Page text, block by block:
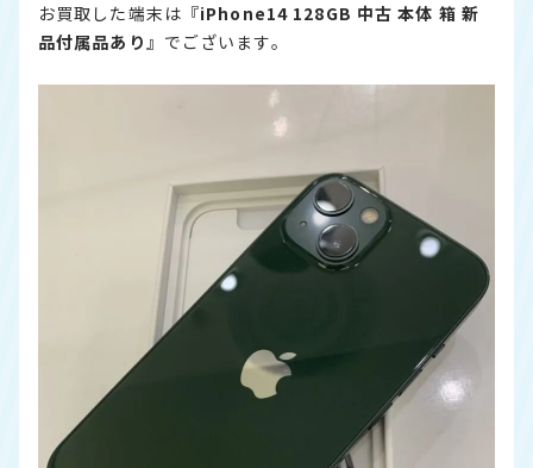
お買取した端末は『iPhone14 128GB 中古 本体 箱 新
品付属品あり』でございます。